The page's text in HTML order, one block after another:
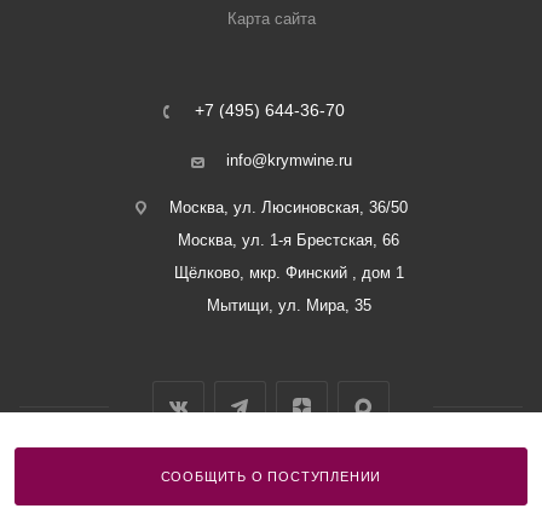
СООБЩИТЬ О ПОСТУПЛЕНИИ
Карта сайта
+7 (495) 644-36-70
info@krymwine.ru
Москва, ул. Люсиновская, 36/50
Москва, ул. 1-я Брестская, 66
Щёлково, мкр. Финский , дом 1
Мытищи, ул. Мира, 35